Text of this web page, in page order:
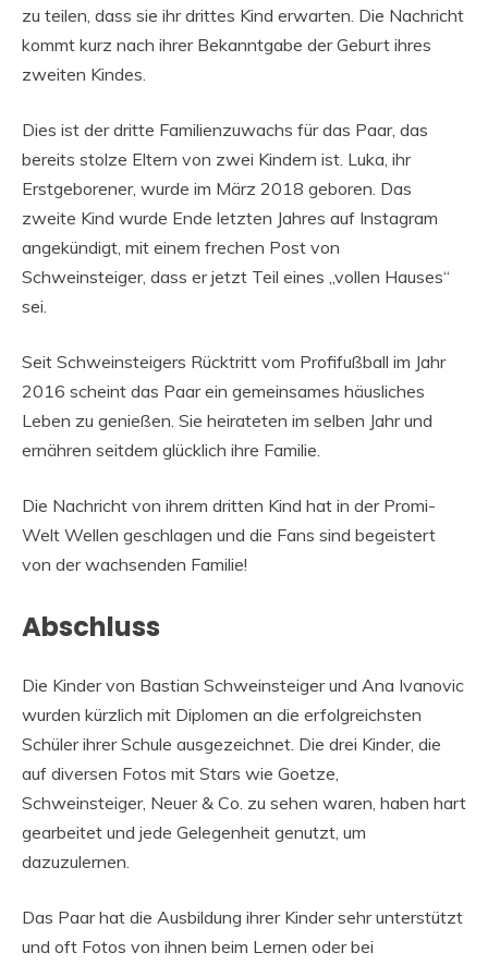
zu teilen, dass sie ihr drittes Kind erwarten. Die Nachricht
kommt kurz nach ihrer Bekanntgabe der Geburt ihres
zweiten Kindes.
Dies ist der dritte Familienzuwachs für das Paar, das
bereits stolze Eltern von zwei Kindern ist. Luka, ihr
Erstgeborener, wurde im März 2018 geboren. Das
zweite Kind wurde Ende letzten Jahres auf Instagram
angekündigt, mit einem frechen Post von
Schweinsteiger, dass er jetzt Teil eines „vollen Hauses“
sei.
Seit Schweinsteigers Rücktritt vom Profifußball im Jahr
2016 scheint das Paar ein gemeinsames häusliches
Leben zu genießen. Sie heirateten im selben Jahr und
ernähren seitdem glücklich ihre Familie.
Die Nachricht von ihrem dritten Kind hat in der Promi-
Welt Wellen geschlagen und die Fans sind begeistert
von der wachsenden Familie!
Abschluss
Die Kinder von Bastian Schweinsteiger und Ana Ivanovic
wurden kürzlich mit Diplomen an die erfolgreichsten
Schüler ihrer Schule ausgezeichnet. Die drei Kinder, die
auf diversen Fotos mit Stars wie Goetze,
Schweinsteiger, Neuer & Co. zu sehen waren, haben hart
gearbeitet und jede Gelegenheit genutzt, um
dazuzulernen.
Das Paar hat die Ausbildung ihrer Kinder sehr unterstützt
und oft Fotos von ihnen beim Lernen oder bei